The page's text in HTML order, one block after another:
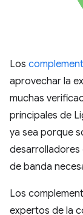
Los
aprovechar la
muchas
principales de
ya sea porque
desarrolladores
de banda
Los
expertos de la